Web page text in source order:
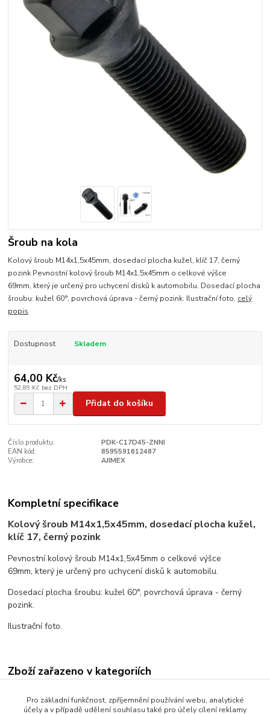
Šroub na kola
Kolový šroub M14x1,5x45mm, dosedací plocha kužel, klíč 17, černý
pozink Pevnostní kolový šroub M14x1,5x45mm o celkové výšce
69mm, který je určený pro uchycení disků k automobilu. Dosedací plocha
šroubu: kužel 60°, povrchová úprava - černý pozink. Ilustrační foto. celý
popis
Dostupnost Skladem
64,00 Kč/ks
52,89 Kč bez DPH
Přidat do košíku
Číslo produktu:
PDK-C17D45-ZNNI
EAN kód:
8595591612487
Výrobce:
AJIMEX
Kompletní specifikace
Kolový šroub M14x1,5x45mm, dosedací plocha kužel,
klíč 17, černý pozink
Pevnostní kolový šroub M14x1,5x45mm o celkové výšce
69mm, který je určený pro uchycení disků k automobilu.
Dosedací plocha šroubu: kužel 60°, povrchová úprava - černý
pozink.
Ilustrační foto.
Zboží zařazeno v kategoriích
Dosedací plocha kužel
Pro základní funkčnost, zpříjemnění používání webu, analytické
účely a v případě udělení souhlasu také pro účely cílení reklamy